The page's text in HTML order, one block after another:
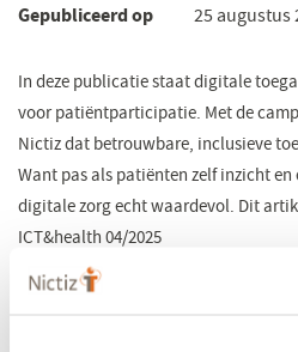
Gepubliceerd op 25 augustus
In deze publicatie staat digitale
voor patiëntparticipatie. Met de
Nictiz dat betrouwbare, inclusieve
Want pas als patiënten zelf inzicht
digitale zorg echt waardevol. Dit
ICT&health 04/2025
Lees het artikel